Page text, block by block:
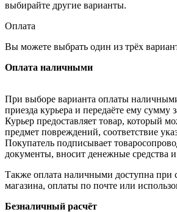
выбирайте другие варианты.
Оплата
Вы можете выбрать один из трёх
Оплата наличными
При выборе варианта оплаты
приезда курьера и передаёте ему сумму
Курьер предоставляет товар, который
предмет повреждений, соответствие
Покупатель подписывает
документы, вносит денежные средства и
Также оплата наличными доступна при
магазина, оплаты по почте или
Безналичный расчёт